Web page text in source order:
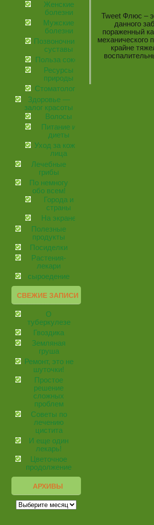
Женские
болезни
Мужские
болезни
Позвоночник и
суставы
Польза соков
Ресурсы
природы
Стоматология
Здоровье —
залог красоты
Волосы
Питание и
диеты
Уход за кожей
лица
Лечебные
грибы
По немногу
обо всем!
Города и
страны
На экране
Полезные
продукты
Посиделки
Растения-
лекари
сыроедение
СВЕЖИЕ ЗАПИСИ
О
туберкулезе
Гвоздика
Земляная
груша
Ремонт, это не
шуточки!
Простое
решение
сложных
проблем
Советы по
лечению
цистита
И еще один
лекарь!
Цветочное
продолжение
АРХИВЫ
Tweet Флюс –
данного
пораженный
механического
крайне